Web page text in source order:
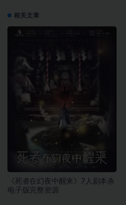
相关文章
《死者在幻夜中醒来》7人剧本杀
电子版完整资源